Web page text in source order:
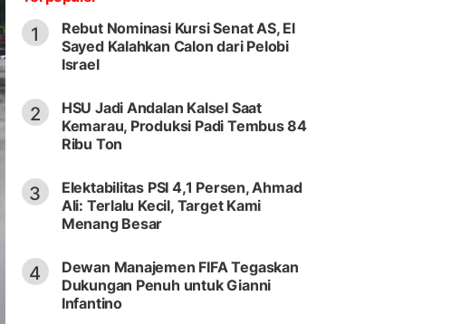
1
Rebut Nominasi Kursi Senat AS, El
Sayed Kalahkan Calon dari Pelobi
Israel
2
HSU Jadi Andalan Kalsel Saat
Kemarau, Produksi Padi Tembus 84
Ribu Ton
3
Elektabilitas PSI 4,1 Persen, Ahmad
Ali: Terlalu Kecil, Target Kami
Menang Besar
4
Dewan Manajemen FIFA Tegaskan
Dukungan Penuh untuk Gianni
Infantino